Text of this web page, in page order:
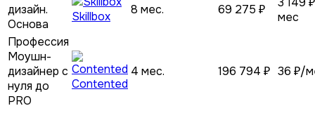
дизайн.
Основа
Skillbox 8 мес. 69 275 ₽
мес
Профессия
Моушн-
дизайнер c
нуля до
PRO
Contented
4 мес. 196 794 ₽ 36 ₽/